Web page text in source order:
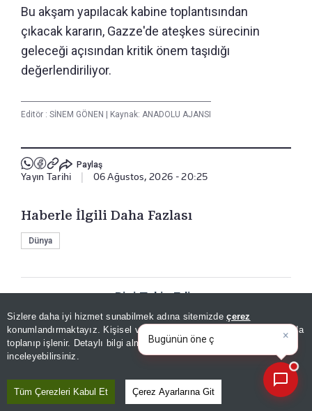
Sizlere daha iyi hizmet sunabilmek adına sitemizdeçerez
konumlandırmaktayız. Kişisel verileriniz, KVKK ve GDPR kapsamında
toplanıp işlenir. Detaylı bilgi almak içinAydınlatma Metnimizi
inceleyebilirsiniz.
Tüm Çerezleri Kabul Et Çerez Ayarlarına Git
Bu akşam yapılacak kabine toplantısından
çıkacak kararın, Gazze'de ateşkes sürecinin
geleceği açısından kritik önem taşıdığı
değerlendiriliyor.
Editör : SİNEM GÖNEN Kaynak: ANADOLU AJANSI
Paylaş
Yayın Tarihi 06 Ağustos, 2026 - 20:25
Haberle İlgili Daha Fazlası
Dünya
Bizi Takip Edin
YORUMLAR
×
Bugünün öne çıkan manşetleri
ve gelişmeleri neler?